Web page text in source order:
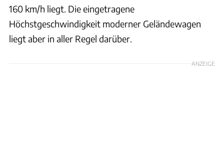
160 km/h liegt. Die eingetragene
Höchstgeschwindigkeit moderner Geländewagen
liegt aber in aller Regel darüber.
ANZEIGE